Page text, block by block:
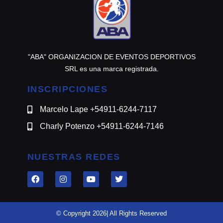
"ABA" ORGANIZACION DE EVENTOS DEPORTIVOS
SRL es una marca registrada.
INSCRIPCIONES
Marcelo Lape +54911-6244-7117
Charly Potenzo +54911-6244-7146
NUESTRAS REDES
© Copyright 2026| All Rights Reserved